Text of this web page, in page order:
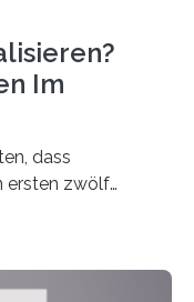
Im
dass
ersten zwölf
und politisch
Landes, und